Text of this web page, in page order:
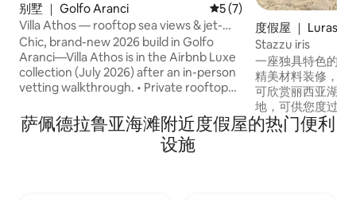
别墅 ｜ Golfo Aranci 平均评分 5 分（满分 5 分）
5 (7)
Villa Athos — rooftop sea views & jet-
stream pool
Chic, brand-new 2026 build in Golfo
Aranci—Villa Athos is in the Airbnb Luxe
collection (July 2026) after an in-person
vetting walkthrough. • Private rooftop
seating, sunsets • Jet-stream pool,
outdoor kitchen, alfresco dining for six +
outdoor shower • Two king suites with
度假屋 ｜ Luras
Stazzu iris
一座独具特色的撒
精美材料装修，配
可欣赏丽西亚湖的
地，可供您度过休
去钓鱼或进行独木
距离这里几公里处
萨佩德拉鲁亚海滩附近度假屋的热门便利
设施